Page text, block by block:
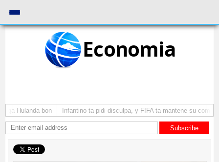
Economia
Hulanda bon Infantino ta pidi disculpa, y FIFA ta mantene su como
Subscribe